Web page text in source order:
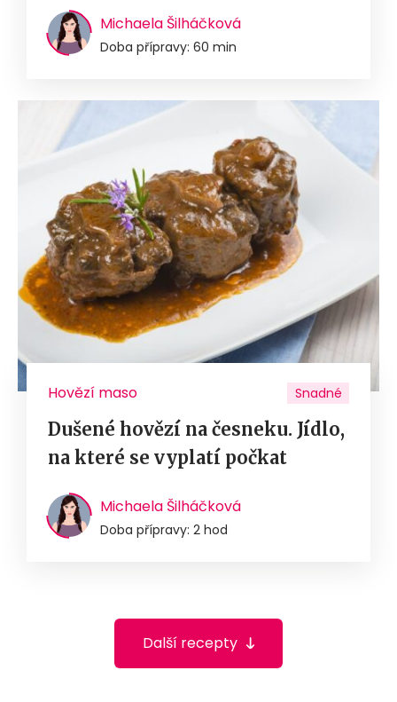
Michaela Šilháčková
Doba přípravy: 60 min
Hovězí maso Snadné
Dušené hovězí na česneku. Jídlo,
na které se vyplatí počkat
Michaela Šilháčková
Doba přípravy: 2 hod
Další recepty